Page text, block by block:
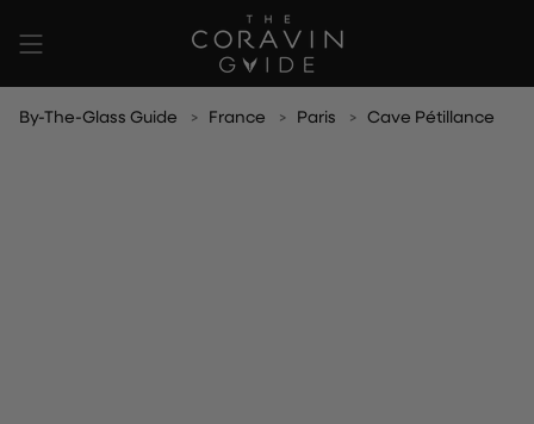
content
By-The-Glass Guide France Paris Cave Pétillance